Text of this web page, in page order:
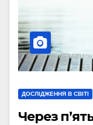
ДОСЛІДЖЕННЯ В СВІТІ
Через